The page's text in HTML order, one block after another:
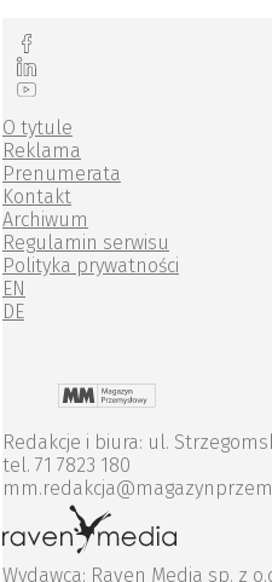
O tytule
Reklama
Prenumerata
Kontakt
Archiwum
Regulamin serwisu
Polityka prywatności
EN
DE
Redakcje i biura: ul.
tel. 71 7823 180
Wydawca: Raven Media sp. z